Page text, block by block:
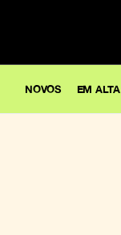
NOVOS EM ALTA